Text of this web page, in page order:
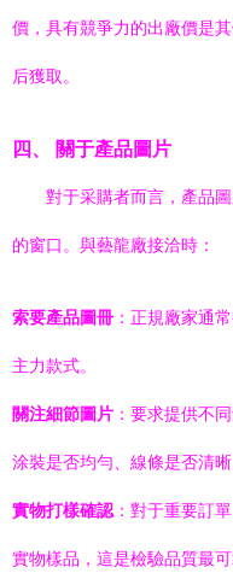
價，具有競爭力的出廠價是
后獲取。
四、 關于產品圖片
對于采購者而言，產品
的窗口。與藝龍廠接洽時：
索要產品圖冊 ：正規廠家通
主力款式。
關注細節圖片 ：要求提供不
涂裝是否均勻、線條是否清晰
實物打樣確認 ：對于重要訂
實物樣品，這是檢驗品質最可